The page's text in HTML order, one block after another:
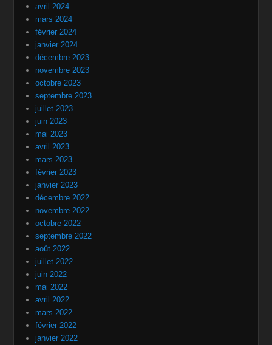
avril 2024
mars 2024
février 2024
janvier 2024
décembre 2023
novembre 2023
octobre 2023
septembre 2023
juillet 2023
juin 2023
mai 2023
avril 2023
mars 2023
février 2023
janvier 2023
décembre 2022
novembre 2022
octobre 2022
septembre 2022
août 2022
juillet 2022
juin 2022
mai 2022
avril 2022
mars 2022
février 2022
janvier 2022